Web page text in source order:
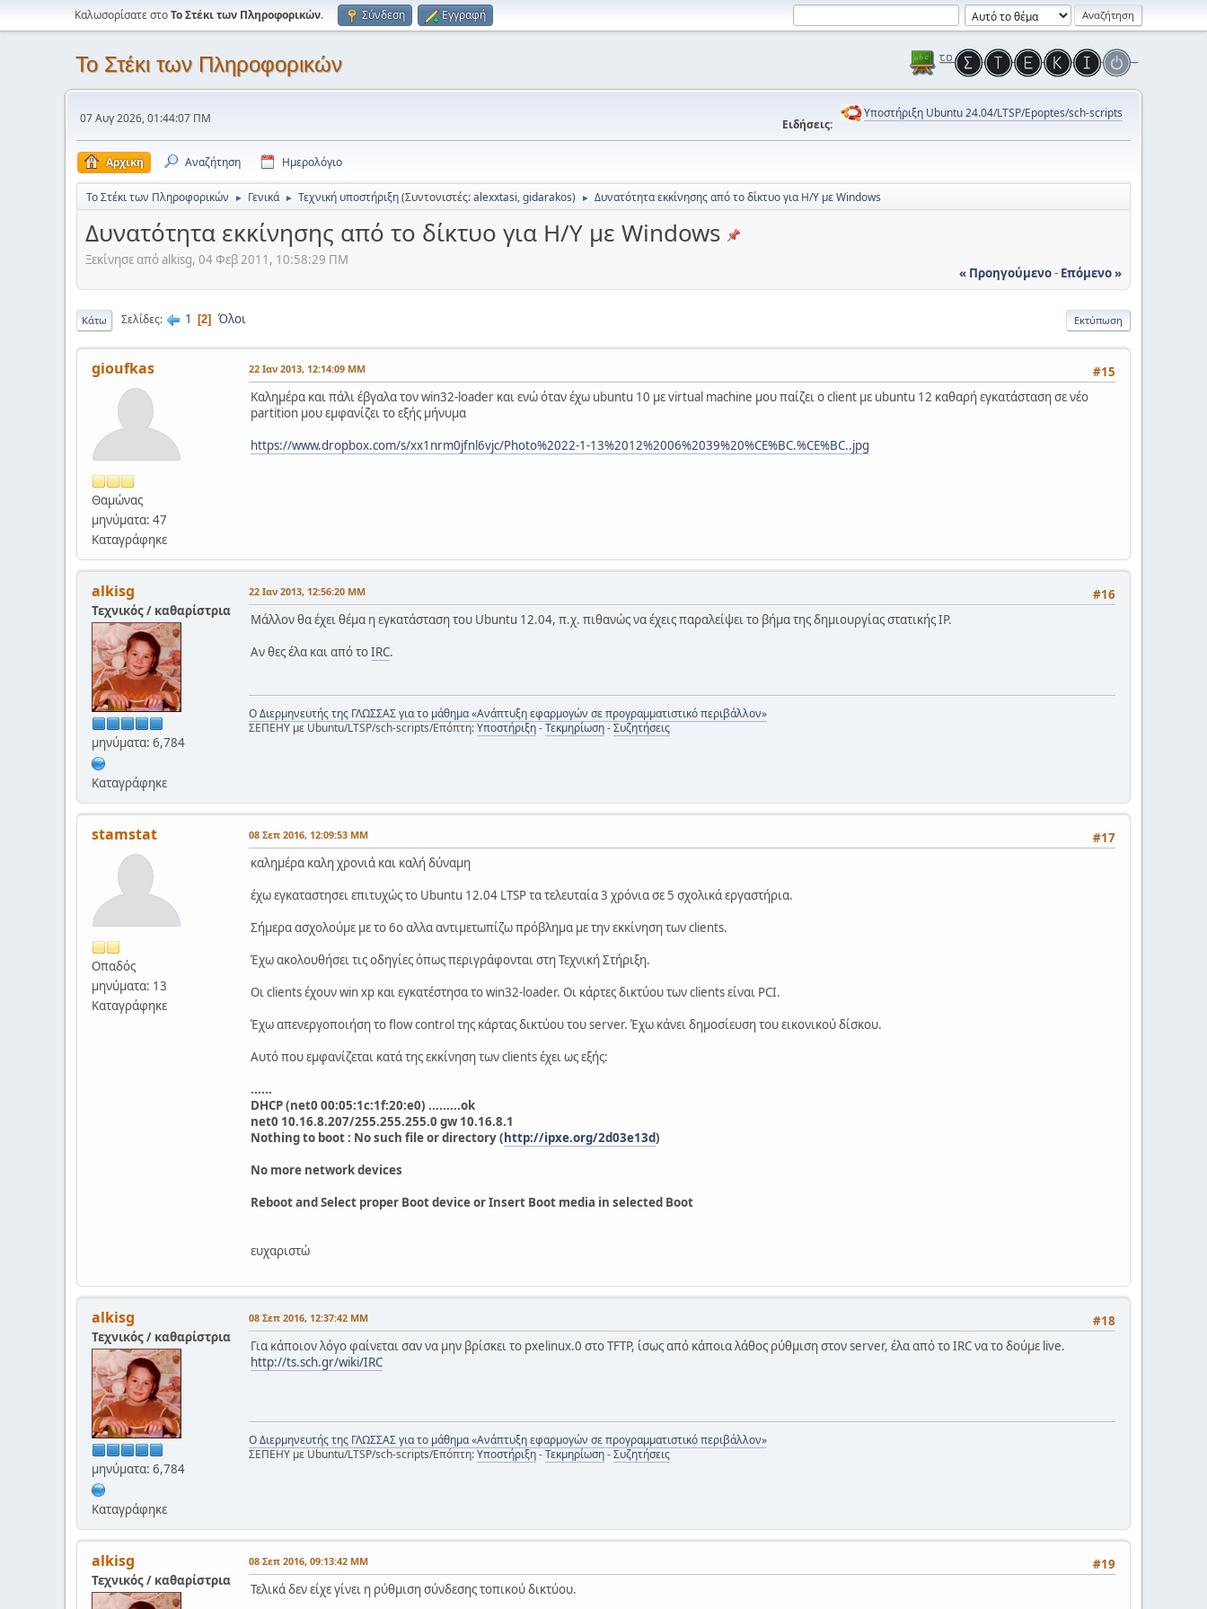
Καλωσορίσατε στοΤο Στέκι των Πληροφορικών. Σύνδεση Εγγραφή
Το Στέκι των Πληροφορικών
07 Αυγ 2026, 01:44:07 ΠΜ Ειδήσεις:
Υποστήριξη Ubuntu 24.04/LTSP/Epoptes/sch-scripts
Αρχική Αναζήτηση Ημερολόγιο
Το Στέκι των Πληροφορικών ► Γενικά ► Τεχνική υποστήριξη(Συντονιστές:alexxtasi,gidarakos) ► Δυνατότητα εκκίνησης από το δίκτυο για Η/Υ με Windows
Δυνατότητα εκκίνησης από το δίκτυο για Η/Υ με Windows
Ξεκίνησε από alkisg, 04 Φεβ 2011, 10:58:29 ΠΜ
« Προηγούμενο- Επόμενο »
Εκτύπωση
Κάτω Σελίδες 1 2 Όλοι
gioufkas
Θαμώνας
μηνύματα: 47
Καταγράφηκε
#15
22 Ιαν 2013, 12:14:09 ΜΜ
Καλημέρα και πάλι έβγαλα τον win32-loader και ενώ όταν έχω ubuntu 10 με virtual machine μου παίζει ο client με ubuntu 12 καθαρή εγκατάσταση σε νέο
partition μου εμφανίζει το εξής μήνυμα
https://www.dropbox.com/s/xx1nrm0jfnl6vjc/Photo%2022-1-13%2012%2006%2039%20%CE%BC.%CE%BC..jpg
alkisg
Τεχνικός / καθαρίστρια
μηνύματα: 6,784
Καταγράφηκε
#16
22 Ιαν 2013, 12:56:20 ΜΜ
Μάλλον θα έχει θέμα η εγκατάσταση του Ubuntu 12.04, π.χ. πιθανώς να έχεις παραλείψει το βήμα της δημιουργίας στατικής IP.
Αν θες έλα και από τοIRC.
Ο Διερμηνευτής της ΓΛΩΣΣΑΣ για το μάθημα «Ανάπτυξη εφαρμογών σε προγραμματιστικό περιβάλλον»
ΣΕΠΕΗΥ με Ubuntu/LTSP/sch-scripts/Επόπτη:Υποστήριξη-Τεκμηρίωση-Συζητήσεις
stamstat
Οπαδός
μηνύματα: 13
Καταγράφηκε
#17
08 Σεπ 2016, 12:09:53 ΜΜ
καλημέρα καλη χρονιά και καλή δύναμη
έχω εγκαταστησει επιτυχώς το Ubuntu 12.04 LTSP τα τελευταία 3 χρόνια σε 5 σχολικά εργαστήρια.
Σήμερα ασχολούμε με το 6ο αλλα αντιμετωπίζω πρόβλημα με την εκκίνηση των clients.
Έχω ακολουθήσει τις οδηγίες όπως περιγράφονται στη Τεχνική Στήριξη.
Οι clients έχουν win xp και εγκατέστησα το win32-loader. Oι κάρτες δικτύου των clients είναι PCI.
Έχω απενεργοποιήση το flow control της κάρτας δικτύου του server. Έχω κάνει δημοσίευση του εικονικού δίσκου.
Αυτό που εμφανίζεται κατά της εκκίνηση των clients έχει ως εξής:
......
DHCP (net0 00:05:1c:1f:20:e0) .........ok
net0 10.16.8.207/255.255.255.0 gw 10.16.8.1
Nothing to boot : No such file or directory (http://ipxe.org/2d03e13d)
No more network devices
Reboot and Select proper Boot device or Insert Boot media in selected Boot
ευχαριστώ
alkisg
Τεχνικός / καθαρίστρια
μηνύματα: 6,784
Καταγράφηκε
#18
08 Σεπ 2016, 12:37:42 ΜΜ
Για κάποιον λόγο φαίνεται σαν να μην βρίσκει το pxelinux.0 στο TFTP, ίσως από κάποια λάθος ρύθμιση στον server, έλα από το IRC να το δούμε live.
http://ts.sch.gr/wiki/IRC
Ο Διερμηνευτής της ΓΛΩΣΣΑΣ για το μάθημα «Ανάπτυξη εφαρμογών σε προγραμματιστικό περιβάλλον»
ΣΕΠΕΗΥ με Ubuntu/LTSP/sch-scripts/Επόπτη:Υποστήριξη-Τεκμηρίωση-Συζητήσεις
alkisg
Τεχνικός / καθαρίστρια
#19
08 Σεπ 2016, 09:13:42 ΜΜ
Τελικά δεν είχε γίνει η ρύθμιση σύνδεσης τοπικού δικτύου.